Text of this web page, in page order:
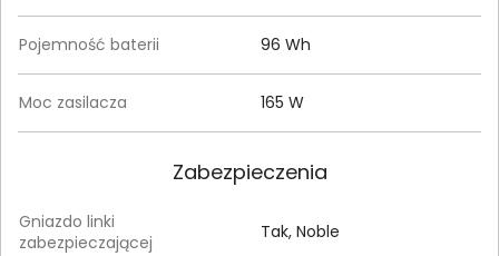
Pojemność baterii 96 Wh
Moc zasilacza 165 W
Zabezpieczenia
Gniazdo linki
zabezpieczającej
Tak, Noble